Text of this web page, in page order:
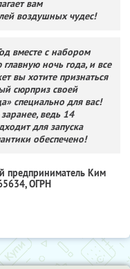
вам
воздушных чудес!
вместе с набором
ночь года, и все
вы хотите признаться
сюрприз своей
специально для вас!
ведь 14
для запуска
обеспечено!
предприниматель Ким
, ОГРН